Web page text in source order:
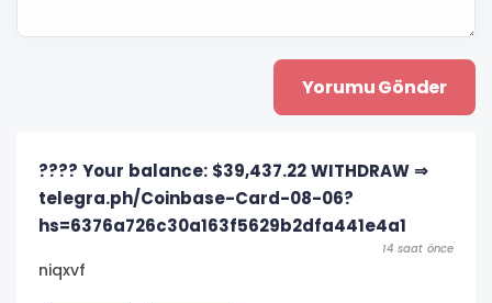
???? Your balance: $39,437.22 WITHDRAW ⇒
telegra.ph/Coinbase-Card-08-06?
hs=6376a726c30a163f5629b2dfa441e4a1
14 saat önce
niqxvf